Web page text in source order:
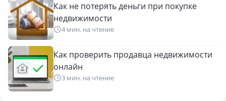
Как не потерять деньги при покупке
недвижимости
4 мин. на чтение
Как проверить продавца недвижимости
онлайн
3 мин. на чтение